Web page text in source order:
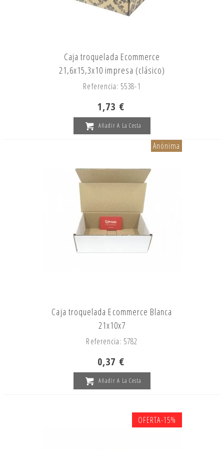
Caja troquelada Ecommerce
21,6x15,3x10 impresa (clásico)
Referencia: 5538-1
1,73 €
Añadir A La Cesta
Anónima
Caja troquelada Ecommerce Blanca
21x10x7
Referencia: 5782
0,37 €
Añadir A La Cesta
OFERTA-15%